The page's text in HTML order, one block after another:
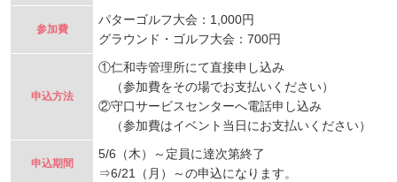
参加費
パターゴルフ大会：1,000円
グラウンド・ゴルフ大会：700円
申込方法
①仁和寺管理所にて直接申し込み
（参加費をその場でお支払いください）
②守口サービスセンターへ電話申し込み
（参加費はイベント当日にお支払いください）
申込期間
5/6（木）～定員に達次第終了
⇒6/21（月）～の申込になります。